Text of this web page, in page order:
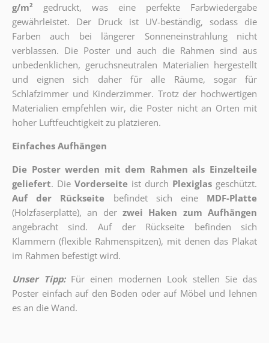
g/m²
gedruckt, was eine perfekte Farbwiedergabe
gewährleistet. Der Druck ist UV-beständig, sodass die
Farben auch bei längerer Sonneneinstrahlung nicht
verblassen. Die Poster und auch die Rahmen sind aus
unbedenklichen, geruchsneutralen Materialien hergestellt
und eignen sich daher für alle Räume, sogar für
Schlafzimmer und Kinderzimmer. Trotz der hochwertigen
Materialien empfehlen wir, die Poster nicht an Orten mit
hoher Luftfeuchtigkeit zu platzieren.
Einfaches Aufhängen
Die Poster werden mit dem Rahmen als Einzelteile
geliefert. Die Vorderseite ist durch Plexiglas geschützt.
Auf der Rückseite
befindet sich eine
MDF-Platte
(Holzfaserplatte), an der zwei Haken zum Aufhängen
angebracht sind.
Auf der Rückseite befinden sich
Klammern (flexible Rahmenspitzen), mit denen das Plakat
im Rahmen befestigt wird.
Unser Tipp: Für einen modernen Look stellen Sie das
Poster einfach auf den Boden oder auf Möbel und lehnen
es an die Wand.